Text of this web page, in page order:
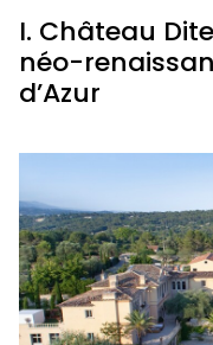
I. Château
néo-
d’Azur